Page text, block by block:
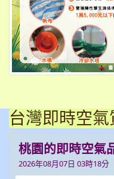
台灣即時空氣
桃園的即時空氣
2026年08月07日 03時18分